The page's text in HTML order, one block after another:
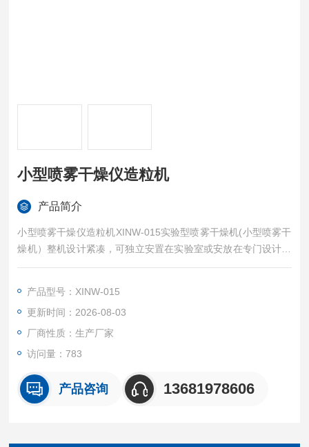
小型喷雾干燥仪造粒机
产品简介
小型喷雾干燥仪造粒机XINW-015实验型喷雾干燥机(小型喷雾干
燥机）整机设计紧凑，可独立安置在实验室或安放在专门设计的
不锈钢机架上，自成一体，无需其他设施即可运行。一键式开
式，方便操作和实验过程的监控。是目前体积最小，噪音最小，
干燥效果非常出色的一款喷雾干燥机。
产品型号：XINW-015
更新时间：2026-08-03
厂商性质：生产厂家
访问量：783
产品咨询 13681978606